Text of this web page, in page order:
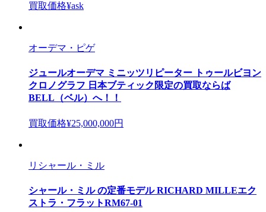
買取価格¥ask
オーデマ・ピゲ
ジュールオーデマ ミニッツリピーター トゥールビヨン
クロノグラフ 日本ブティック限定の買取ならば
BELL（ベル）へ！！
買取価格¥25,000,000円
リシャール・ミル
シャール・ミル の定番モデル RICHARD MILLEエク
ストラ・フラットRM67-01